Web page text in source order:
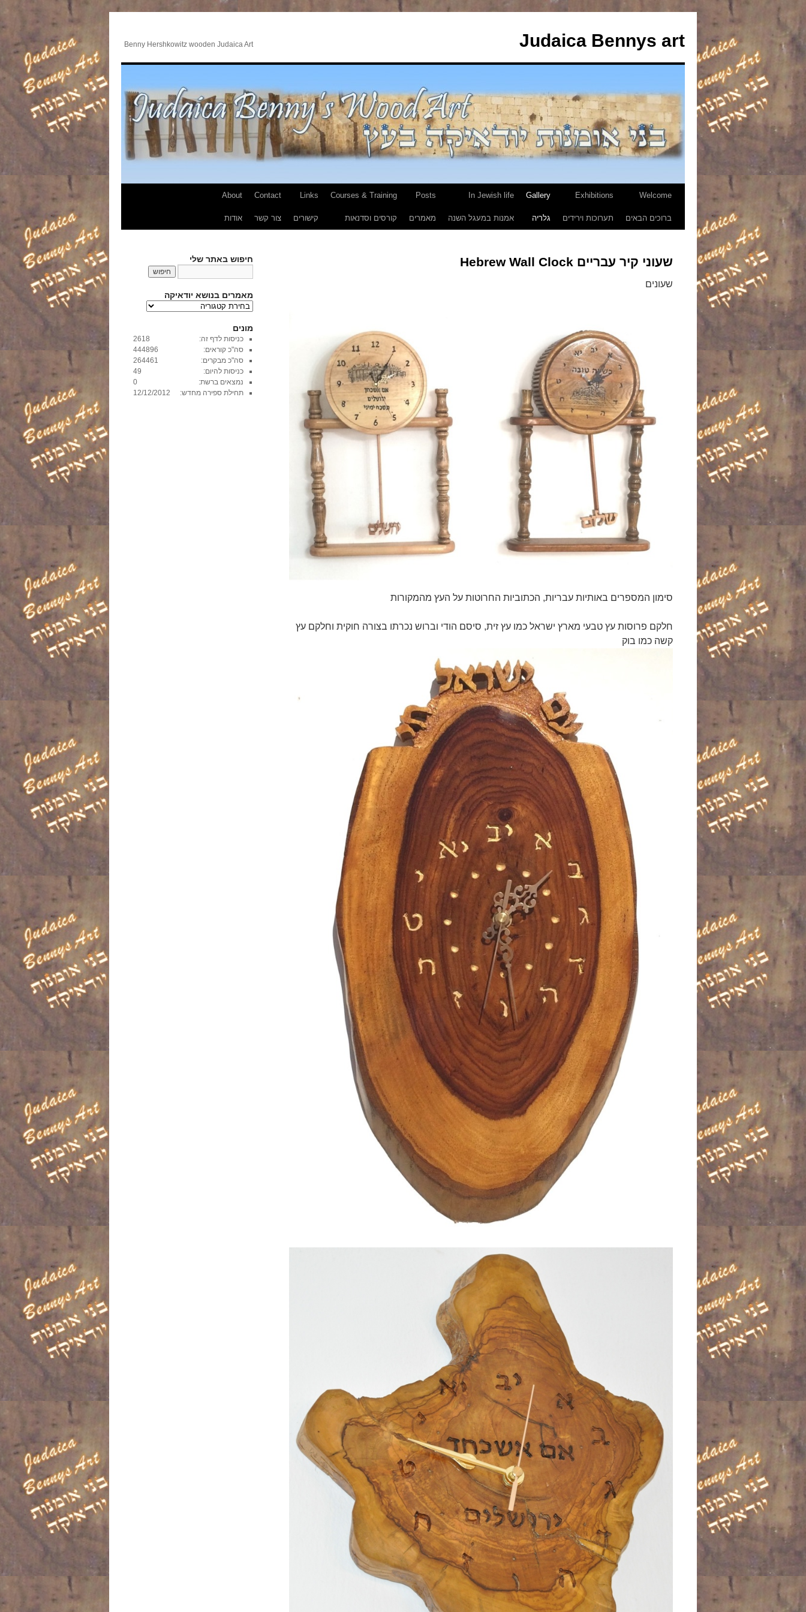
Judaica Bennys art
Benny Hershkowitz wooden Judaica Art
לדלג
לתוכן
Welcome
ברוכים הבאים
Exhibitions
תערוכות וירידים
Gallery
גלריה
In Jewish life
אמנות במעגל השנה
Posts
מאמרים
Courses & Training
קורסים וסדנאות
Links
קישורים
Contact
צור קשר
About
אודות
שעוני קיר עבריים Hebrew Wall Clock
שעונים
סימון המספרים באותיות עבריות, הכתוביות החרוטות על העץ מהמקורות
חלקם פרוסות עץ טבעי מארץ ישראל כמו עץ זית, סיסם הודי וברוש נכרתו בצורה חוקית וחלקם עץ
קשה כמו בוק
חיפוש באתר שלי
מאמרים בנושא יודאיקה
מ
מ
ר
י
ם
ב
נ
ו
מונים
2618
כניסות לדף זה:
444896
סה"כ קוראים:
264461
סה"כ מבקרים:
49
כניסות להיום:
0
נמצאים ברשת:
12/12/2012
תחילת ספירה מחדש: